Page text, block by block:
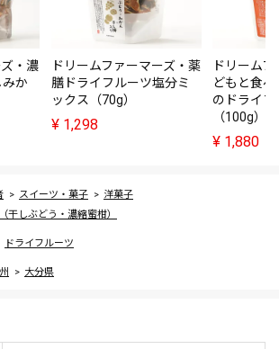
・濃
か
ドリームファーマーズ・薬
膳ドライフルーツ塩分ミ
ックス（70g）
¥ 1,298
ドリーム
どもと食
のドライ
（100g）
¥ 1,880
スイーツ・菓子
洋菓子
干しぶどう・濃縮蜜柑）
ドライフルーツ
大分県